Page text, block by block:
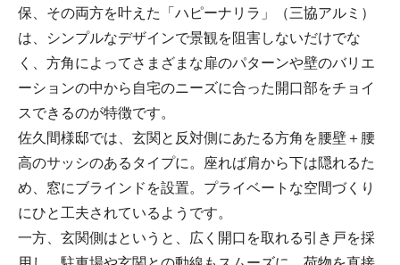
保、その両方を叶えた「ハピーナリラ」（三協アルミ）
は、シンプルなデザインで景観を阻害しないだけでな
く、方角によってさまざまな扉のパターンや壁のバリエ
ーションの中から自宅のニーズに合った開口部をチョイ
スできるのが特徴です。
佐久間様邸では、玄関と反対側にあたる方角を腰壁＋腰
高のサッシのあるタイプに。座れば肩から下は隠れるた
め、窓にブラインドを設置。プライベートな空間づくり
にひと工夫されているようです。
一方、玄関側はというと、広く開口を取れる引き戸を採